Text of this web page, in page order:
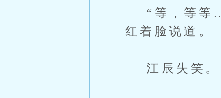
“等，等等
红着脸说道。
江辰失笑。